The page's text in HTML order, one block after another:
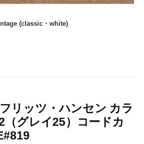
(classic・white)
リッツ・ハンセン カラ
（グレイ25）コードカ